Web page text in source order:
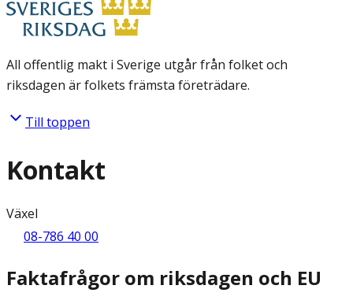
All offentlig makt i Sverige utgår från folket och
riksdagen är folkets främsta företrädare.
Till toppen
Kontakt
Växel
08-786 40 00
Faktafrågor om riksdagen och EU